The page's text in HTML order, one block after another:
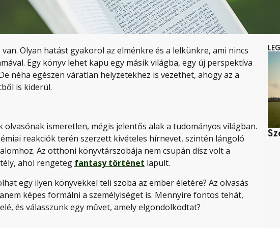
Olyan hatást gyakorol az elménkre és a lelkünkre, ami nincs
Egy könyv lehet kapu egy másik világba, egy új perspektíva
néha egészen váratlan helyzetekhez is vezethet, ahogy az a
is kiderül.
olvasónak ismeretlen, mégis jelentős alak a tudományos világban.
reakciók terén szerzett kivételes hírnevet, szintén lángoló
Az otthoni könyvtárszobája nem csupán dísz volt a
ahol rengeteg fantasy történet lapult.
egy ilyen könyvekkel teli szoba az ember életére? Az olvasás
képes formálni a személyiséget is. Mennyire fontos tehát,
és válasszunk egy művet, amely elgondolkodtat?